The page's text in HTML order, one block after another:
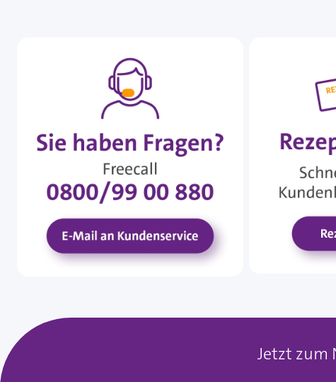
Jetzt zum